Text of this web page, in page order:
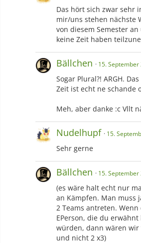
Das hört sich zwar sehr
mir/uns stehen nächste
von diesem Semester
keine Zeit haben
Bällchen 15. September
Sogar Plural?! ARGH.
Zeit ist echt ne schande
Meh, aber danke :c Vllt
Nudelhupf 15.
Sehr gerne
Bällchen 15. September
(es wäre halt echt nur
an Kämpfen. Man muss
2 Teams antreten.
EPerson, die du
würden, dann wären wir
und nicht 2 x3)